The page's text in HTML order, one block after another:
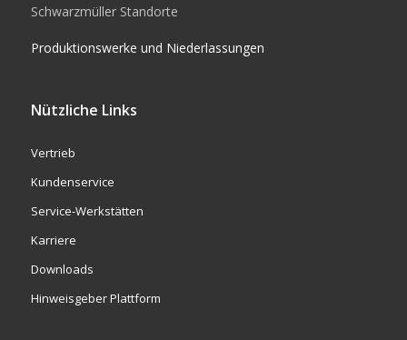
Schwarzmüller Standorte
Produktionswerke und Niederlassungen
Nützliche Links
Vertrieb
Kundenservice
Service-Werkstätten
Karriere
Downloads
Hinweisgeber Plattform